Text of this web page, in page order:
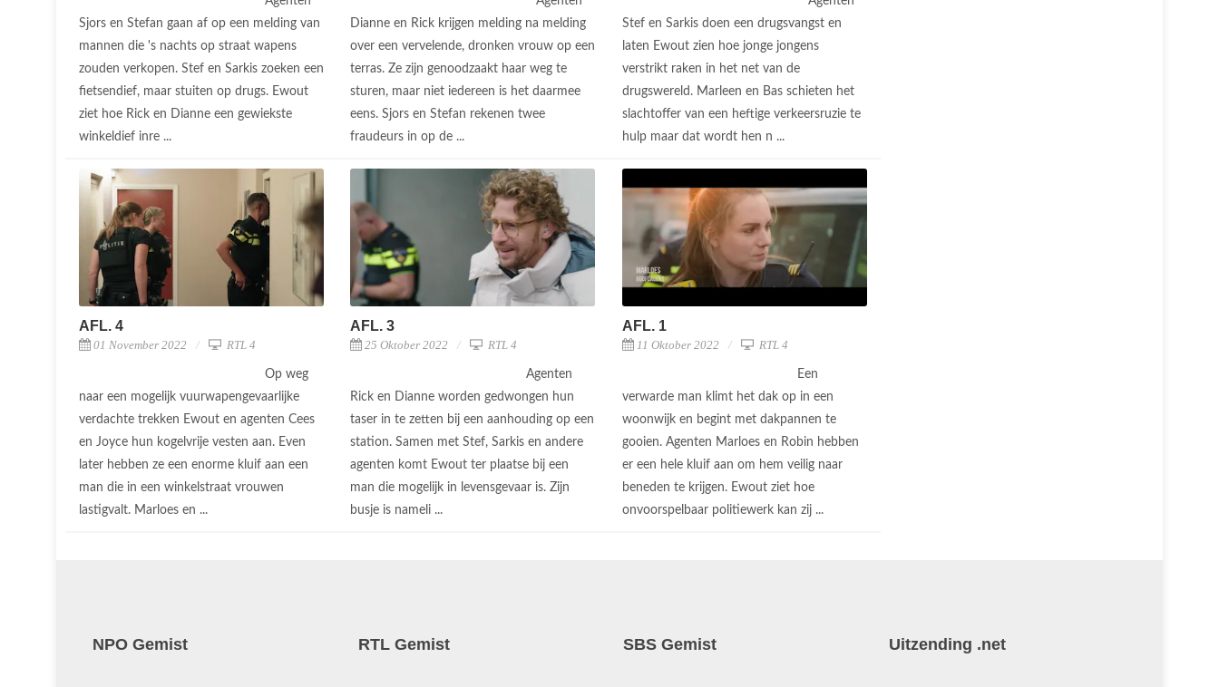
Sjors en Stefan gaan af op een melding van
mannen die 's nachts op straat wapens
zouden verkopen. Stef en Sarkis zoeken een
fietsendief, maar stuiten op drugs. Ewout
ziet hoe Rick en Dianne een gewiekste
winkeldief inre ...
Dianne en Rick krijgen melding na melding
over een vervelende, dronken vrouw op een
terras. Ze zijn genoodzaakt haar weg te
sturen, maar niet iedereen is het daarmee
eens. Sjors en Stefan rekenen twee
fraudeurs in op de ...
Stef en Sarkis doen een drugsvangst en
laten Ewout zien hoe jonge jongens
verstrikt raken in het net van de
drugswereld. Marleen en Bas schieten het
slachtoffer van een heftige verkeersruzie te
hulp maar dat wordt hen n ...
AFL. 4
01 November 2022 RTL 4
Op weg
naar een mogelijk vuurwapengevaarlijke
verdachte trekken Ewout en agenten Cees
en Joyce hun kogelvrije vesten aan. Even
later hebben ze een enorme kluif aan een
man die in een winkelstraat vrouwen
lastigvalt. Marloes en ...
AFL. 3
25 Oktober 2022 RTL 4
Agenten
Rick en Dianne worden gedwongen hun
taser in te zetten bij een aanhouding op een
station. Samen met Stef, Sarkis en andere
agenten komt Ewout ter plaatse bij een
man die mogelijk in levensgevaar is. Zijn
busje is nameli ...
AFL. 1
11 Oktober 2022 RTL 4
Een
verwarde man klimt het dak op in een
woonwijk en begint met dakpannen te
gooien. Agenten Marloes en Robin hebben
er een hele kluif aan om hem veilig naar
beneden te krijgen. Ewout ziet hoe
onvoorspelbaar politiewerk kan zij ...
NPO Gemist RTL Gemist SBS Gemist Uitzending .net